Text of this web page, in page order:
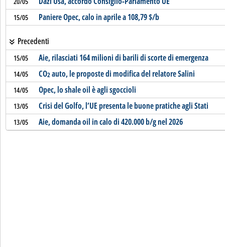
15/05 Paniere Opec, calo in aprile a 108,79 $/b
Precedenti
15/05 Aie, rilasciati 164 milioni di barili di scorte di emergenza
14/05 CO2auto, le proposte di modifica del relatore Salini
14/05 Opec, lo shale oil è agli sgoccioli
13/05 Crisi del Golfo, l’UE presenta le buone pratiche agli Stati
13/05 Aie, domanda oil in calo di 420.000 b/g nel 2026